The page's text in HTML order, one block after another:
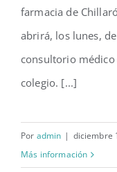
farmacia de
abrirá, los lunes,
consultorio médico
colegio. [...]
Por admin | diciembre
Más información